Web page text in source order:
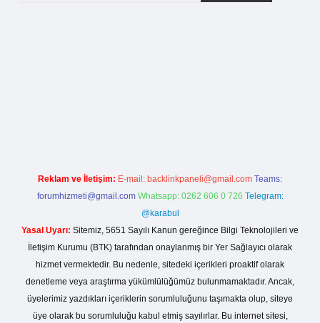
Reklam ve İletişim: E-mail: backlinkpaneli@gmail.com Teams:
forumhizmeti@gmail.com Whatsapp: 0262 606 0 726 Telegram:
@karabul
Yasal Uyarı: Sitemiz, 5651 Sayılı Kanun gereğince Bilgi Teknolojileri ve
İletişim Kurumu (BTK) tarafından onaylanmış bir Yer Sağlayıcı olarak
hizmet vermektedir. Bu nedenle, sitedeki içerikleri proaktif olarak
denetleme veya araştırma yükümlülüğümüz bulunmamaktadır. Ancak,
üyelerimiz yazdıkları içeriklerin sorumluluğunu taşımakta olup, siteye
üye olarak bu sorumluluğu kabul etmiş sayılırlar. Bu internet sitesi,